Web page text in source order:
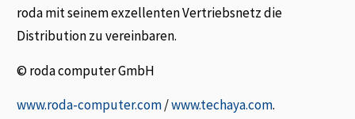
roda mit seinem exzellenten Vertriebsnetz die
Distribution zu vereinbaren.
© roda computer GmbH
www.roda-computer.com/www.techaya.com.